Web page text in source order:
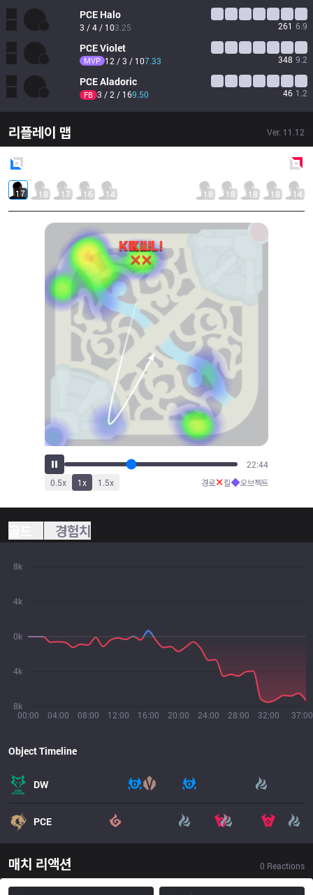
PCE Halo
3 / 4 / 103.25 261 6.9
PCEViolet
MVP 12 / 3 / 107.33 348 9.2
PCEAladoric
FB 3 / 2 / 169.50 46 1.2
리플레이 맵 Ver. 11.12
17 18 17 16 14 18 18 18 18 14
24:19
0.5x 1x 1.5x 경로✕킬◆오브젝트
경험치
00:00 04:00 08:00 12:00 16:00 20:00 24:00 28:00 32:00 37:00
8k
4k
0k
4k
8k
Object Timeline
DW
PCE
매치 리액션 0 Reactions